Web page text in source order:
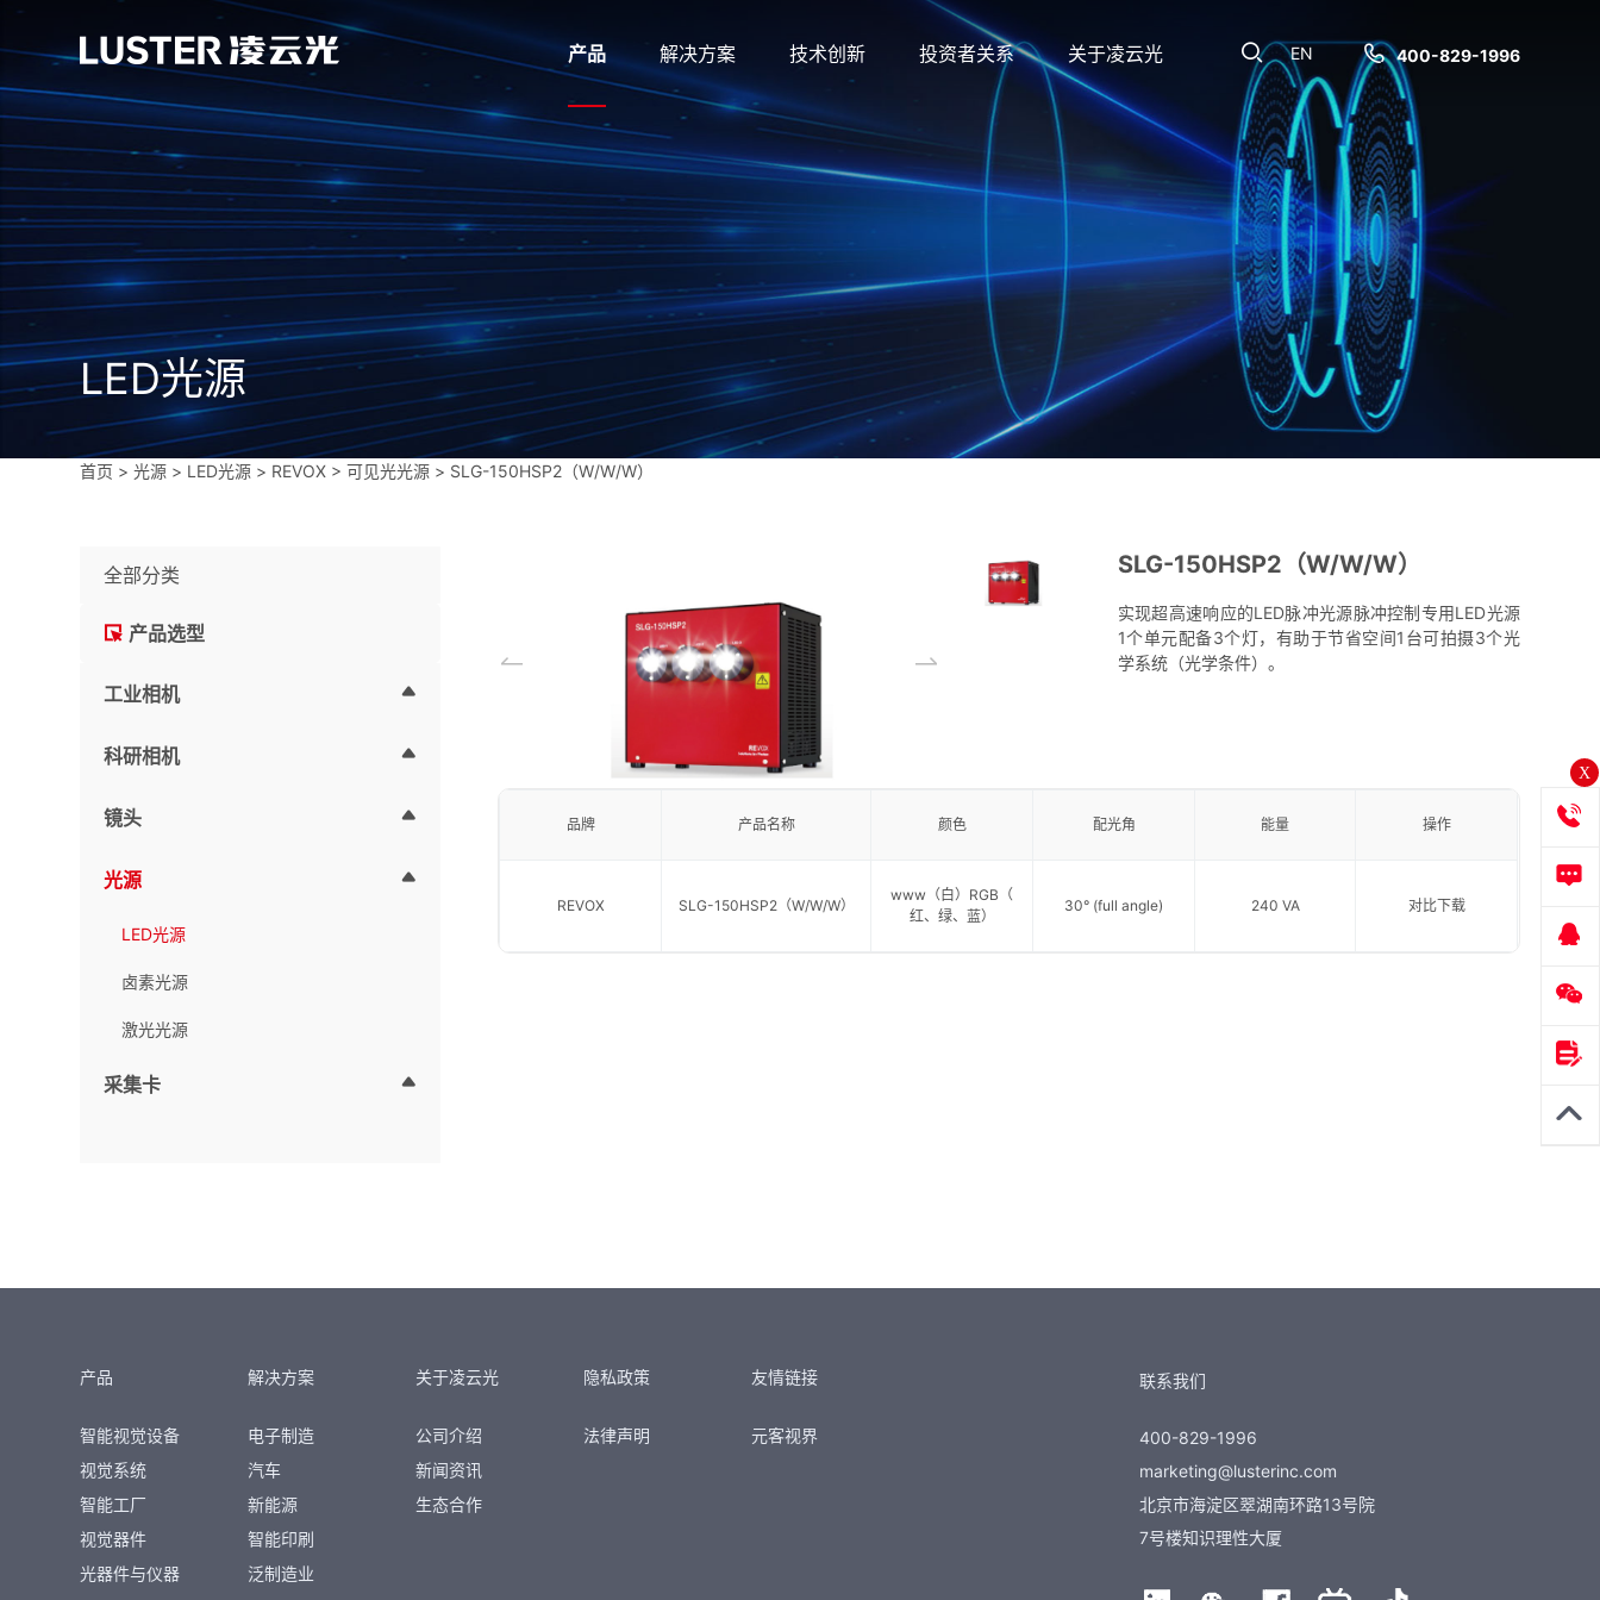
400-829-1996
EN
产品 解决方案 技术创新 投资者关系 关于凌云光
LED光源
首页 >光源 > LED光源 > REVOX >可见光光源 > SLG-150HSP2（W/W/W）
全部分类
产品选型
工业相机
科研相机
镜头
光源
LED光源
卤素光源
激光光源
采集卡
SLG-150HSP2（W/W/W）
实现超高速响应的LED脉冲光源脉冲控制专用LED光源
1个单元配备3个灯，有助于节省空间1台可拍摄3个光
学系统（光学条件）。
品牌 产品名称 颜色 配光角 能量 操作
REVOX SLG-150HSP2（W/W/W）
www（白）RGB（
红、绿、蓝）
30° (full angle) 240 VA 对比下载
产品
智能视觉设备
视觉系统
智能工厂
视觉器件
光器件与仪器
解决方案
电子制造
汽车
新能源
智能印刷
泛制造业
关于凌云光
公司介绍
新闻资讯
生态合作
隐私政策
法律声明
友情链接
元客视界
联系我们
400-829-1996
marketing@lusterinc.com
北京市海淀区翠湖南环路13号院
7号楼知识理性大厦
X